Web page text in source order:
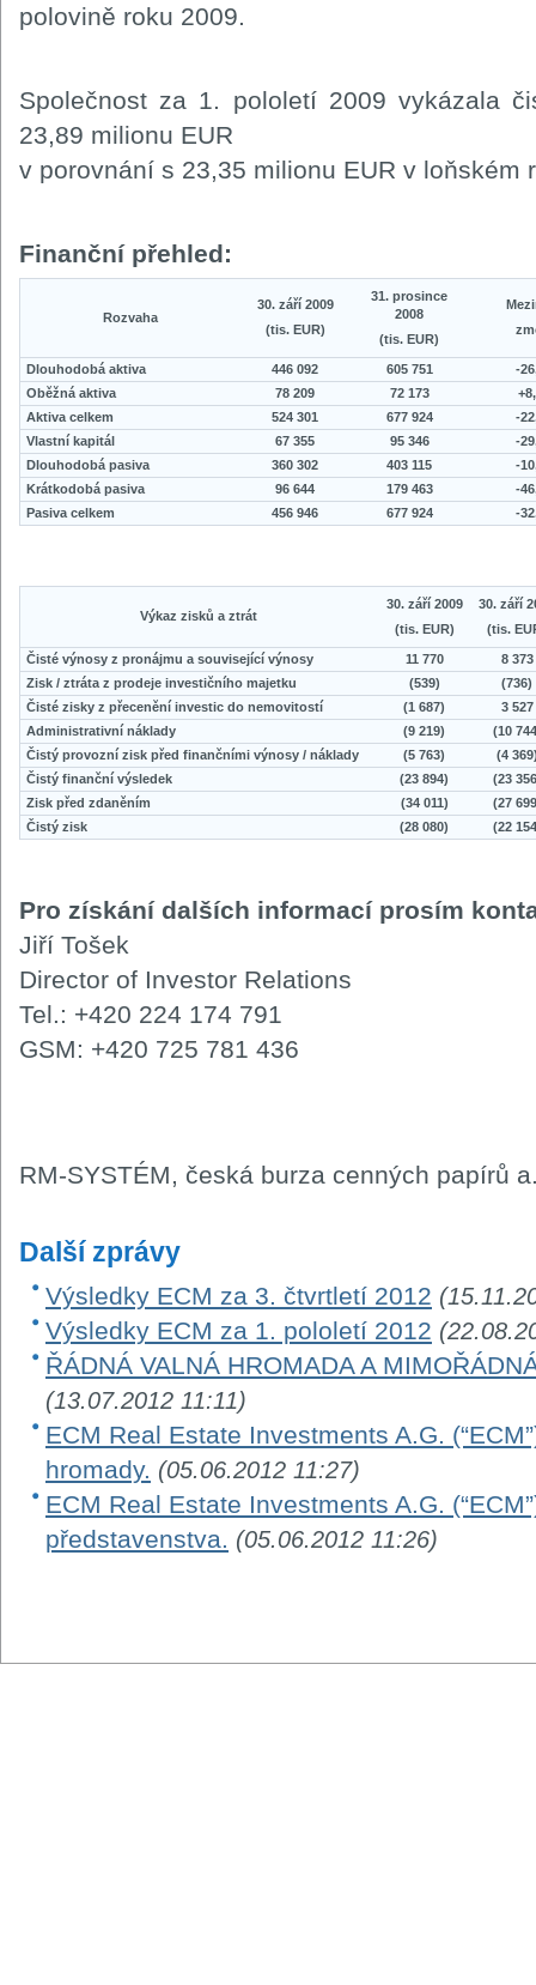
polovině roku 2009.
Společnost za 1. pololetí 2009 vykázala
23,89 milionu EUR
v porovnání s 23,35 milionu EUR v loňském
Finanční přehled:
Rozvaha
30. září 2009
(tis. EUR)
31. prosince
2008
(tis. EUR)
Dlouhodobá aktiva 446 092 605 751
-
Oběžná aktiva
78 209 72 173
Aktiva celkem
524 301 677 924
-
Vlastní kapitál
67 355 95 346
-
Dlouhodobá pasiva
360 302 403 115
-
Krátkodobá pasiva
96 644 179 463
-
Pasiva celkem
456 946 677 924 -
Výkaz zisků a ztrát
30. září 2009
(tis. EUR)
30. září
(tis.
Čisté výnosy z pronájmu a související výnosy 11 770
8 373
Zisk / ztráta z prodeje investičního majetku
(539)
(736)
Čisté zisky z přecenění investic do nemovitostí
(1 687)
3 527
Administrativní náklady
(9 219)
(10
Čistý provozní zisk před finančními výnosy / náklady
(5 763)
(4
Čistý finanční výsledek
(23 894)
(23
Zisk před zdaněním
(34 011)
(27
Čistý zisk
(28 080) (22
Pro získání dalších informací prosím
Jiří Tošek
Director of Investor Relations
Tel.: +420 224 174 791
GSM: +420 725 781 436
RM-SYSTÉM, česká burza cenných papírů
Další zprávy
Výsledky ECM za 3. čtvrtletí 2012
Výsledky ECM za 1. pololetí 2012
ŘÁDNÁ VALNÁ HROMADA A
(13.07.2012 11:11)
ECM Real Estate Investments A.G.
hromady. (05.06.2012 11:27)
ECM Real Estate Investments A.G.
představenstva. (05.06.2012 11:26)